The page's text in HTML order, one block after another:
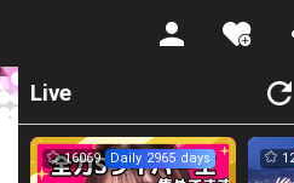
Live
16069 Daily 2965 days